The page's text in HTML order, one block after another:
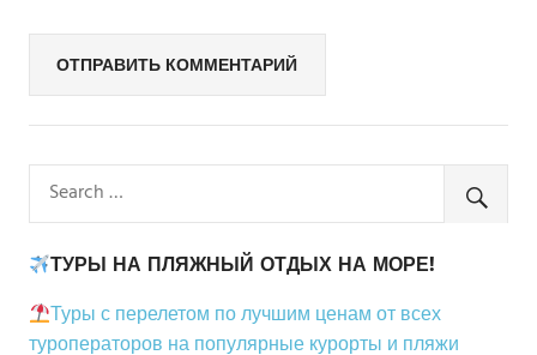
ТУРЫ НА ПЛЯЖНЫЙ ОТДЫХ НА МОРЕ!
Туры с перелетом по лучшим ценам от всех
туроператоров на популярные курорты и пляжи